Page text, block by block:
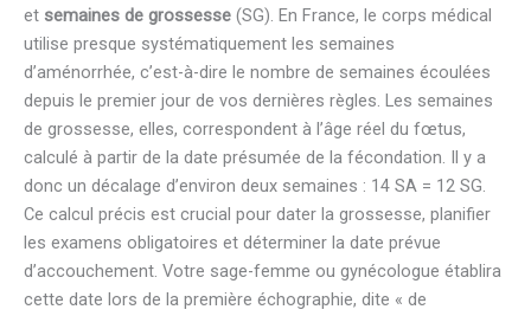
et semaines de grossesse (SG). En France, le corps médical
utilise presque systématiquement les semaines
d’aménorrhée, c’est-à-dire le nombre de semaines écoulées
depuis le premier jour de vos dernières règles. Les semaines
de grossesse, elles, correspondent à l’âge réel du fœtus,
calculé à partir de la date présumée de la fécondation. Il y a
donc un décalage d’environ deux semaines : 14 SA = 12 SG.
Ce calcul précis est crucial pour dater la grossesse, planifier
les examens obligatoires et déterminer la date prévue
d’accouchement. Votre sage-femme ou gynécologue établira
cette date lors de la première échographie, dite « de